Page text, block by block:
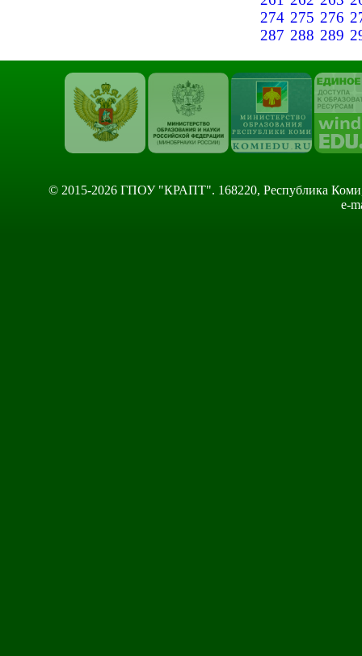
274 275 276
287 288 289
© 2015-2026 ГПОУ "КРАПТ". 168220, Республика Коми,
e-